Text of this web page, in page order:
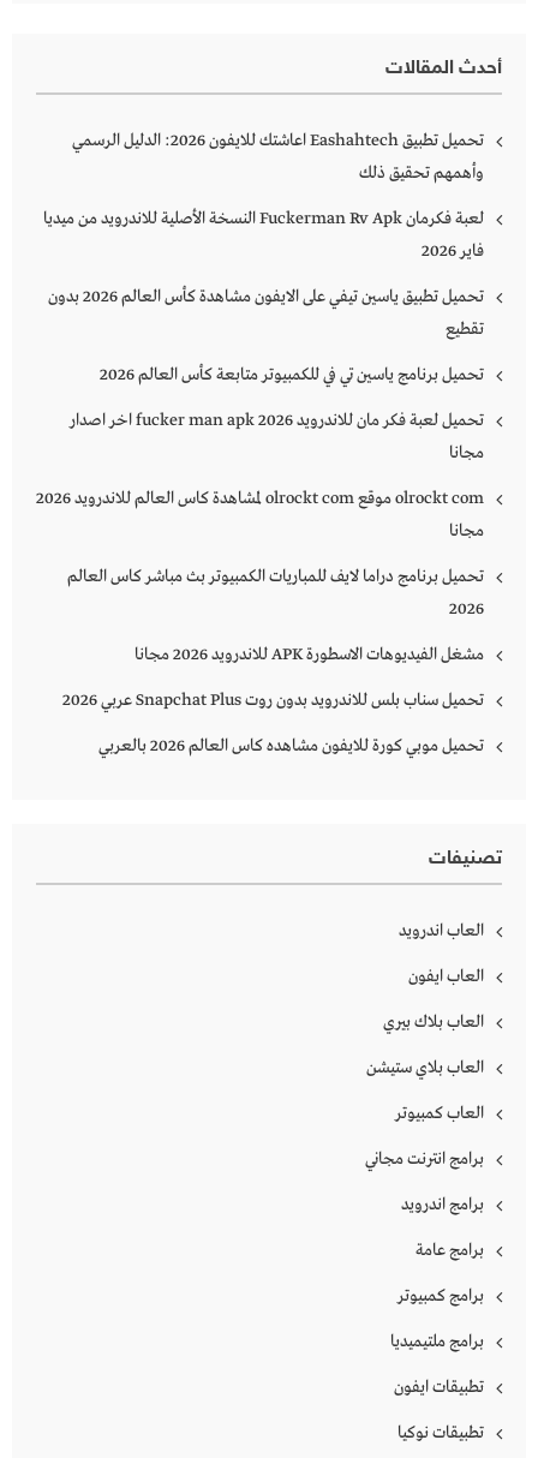
أحدث المقالات
تحميل تطبيق Eashahtech اعاشتك للايفون 2026: الدليل الرسمي
وأهمهم تحقيق ذلك
لعبة فكرمان Fuckerman Rv Apk النسخة الأصلية للاندرويد من ميديا
فاير 2026
تحميل تطبيق ياسين تيفي على الايفون مشاهدة كأس العالم 2026 بدون
تقطيع
تحميل برنامج ياسين تي في للكمبيوتر متابعة كأس العالم 2026
تحميل لعبة فكر مان للاندرويد 2026 fucker man apk اخر اصدار
مجانا
olrockt com موقع olrockt com لمشاهدة كاس العالم للاندرويد 2026
مجانا
تحميل برنامج دراما لايف للمباريات الكمبيوتر بث مباشر كاس العالم
2026
مشغل الفيديوهات الاسطورة APK للاندرويد 2026 مجانا
تحميل سناب بلس للاندرويد بدون روت Snapchat Plus‏ عربي 2026
تحميل موبي كورة للايفون مشاهده كاس العالم 2026 بالعربي
تصنيفات
العاب اندرويد
العاب ايفون
العاب بلاك بيري
العاب بلاي ستيشن
العاب كمبيوتر
برامج انترنت مجاني
برامج اندرويد
برامج عامة
برامج كمبيوتر
برامج ملتيميديا
تطبيقات ايفون
تطبيقات نوكيا